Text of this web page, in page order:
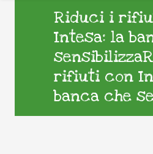
Riduci i
Intesa: la
rifiuti con
banca che